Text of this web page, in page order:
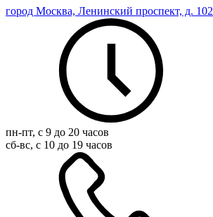
город Москва, Ленинский проспект, д. 102
пн-пт, с 9 до 20 часов
сб-вс, с 10 до 19 часов